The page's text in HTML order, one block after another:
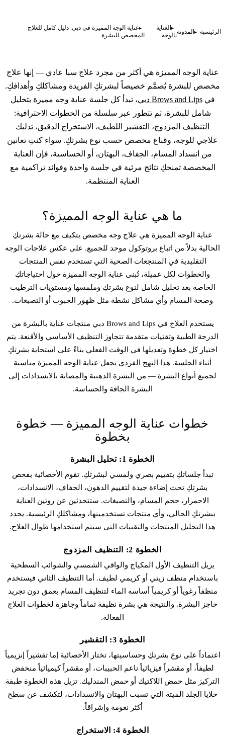
الرئيسية المدونة
العناية
بالوجه
عناية الوجه المميزة في دبي: دليل كامل للعلاج
المخصص للبشرة
عناية الوجه المميزة هي أكثر من مجرد علاج سبا عادي — إنها علاج
مخصص للبشرة يُصمَّم خصيصاً لبشرتكِ الفريدة ومشاكلكِ وأهدافكِ.
فيBrows and Lips دبي
، تبدأ كل جلسة عناية وجه مميزة بتحليل
شامل للبشرة، ثم تتطور عبر سلسلة من الخطوات الاحترافية:
التنظيف المزدوج، التقشير اللطيف، الاستخراج الدقيق، تدليك
علاجي للوجه، وقناع مخصص حسب نوع بشرتكِ. سواء كنتِ تعانين
من انسداد المسام، الجفاف، البهتان، أو الحساسية، فإن العناية
المخصصة تمنحكِ نتائج مرئية في جلسة واحدة وفوائد تراكمية مع
العناية المنتظمة.
ما هي عناية الوجه المميزة؟
عناية الوجه المميزة هي علاج وجه مخصص يتكيف مع حالة بشرتكِ
الحالية بدلاً من اتباع بروتوكول موحد للجميع. على عكس علاجات الوجه
التقليدية في المنتجعات الصحية التي تستخدم نفس المنتجات
والخطوات لكل عميلة، تُبنى عناية الوجه المميزة حول احتياجاتكِ
الخاصة بعد تحليل شامل لنوع بشرتكِ وملمسها ومستويات الترطيب
وصحة المسام وأي مشاكل نشطة مثل ظهور الحبوب أو التصبغات.
يستخدم العلاج في Brows and Lips دبي منتجات عناية بالبشرة من
الدرجة الطبية وتقنيات متقدمة تتجاوز التنظيف الأساسي والأقنعة. يتم
اختيار كل خطوة وتعديلها في الوقت الفعلي بناءً على استجابة بشرتكِ
أثناء الجلسة. هذا النهج الفردي يجعل عناية الوجه المميزة مناسبة
لجميع أنواع البشرة — من البشرة الدهنية والمصابة بالانسدادات إلى
البشرة الجافة والحساسة.
خطوات عناية الوجه المميزة — خطوة
بخطوة
الخطوة 1: تحليل البشرة
تبدأ جلساتكِ بتقييم بصري ولمسي لبشرتكِ. تقوم الأخصائية بفحص
بشرتكِ تحت إضاءة جيدة لتقييم الدهون، الجفاف، الانسدادات،
الاحمرار، حجم المسام، والتصبغات. ستتحدثين عن روتين العناية
ببشرتكِ الحالي، وأي منتجات تستخدمينها، ومشاكلكِ الرئيسية. يحدد
هذا التحليل المنتجات والتقنيات التي سيتم استخدامها طوال العلاج.
الخطوة 2: التنظيف المزدوج
يزيل التنظيف الأول المكياج والواقي الشمسي والشوائب السطحية
باستخدام منظف زيتي أو كريمي لطيف. أما التنظيف الثاني فيستخدم
منظفاً رغوياً أو كريمياً أساسه الماء لتنظيف المسام بعمق دون تجريد
حاجز البشرة. والنتيجة هي بشرة نظيفة تماماً وجاهزة لخطوات العلاج
الفعالة.
الخطوة 3: التقشير
اعتماداً على نوع بشرتكِ وحساسيتها، تختار الأخصائية إما تقشيراً إنزيمياً
لطيفاً، أو مقشراً فيزيائياً ناعم الحبيبات، أو مقشراً كيميائياً منخفض
التركيز مثل حمض اللاكتيك أو حمض المندليك. تزيل هذه الخطوة طبقة
خلايا الجلد الميتة التي تسبب البهتان والانسدادات، لتكشف عن سطح
أكثر نعومة وإشراقاً.
الخطوة 4: الاستخراج